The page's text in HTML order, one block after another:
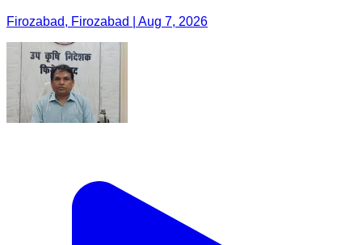
Firozabad, Firozabad | Aug 7, 2026